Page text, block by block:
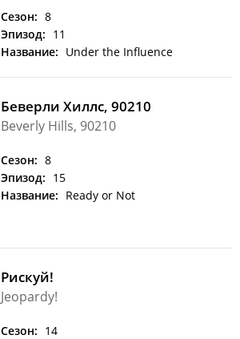
Сезон: 8
Эпизод: 11
Название: Under the Influence
Беверли Хиллс, 90210
Beverly Hills, 90210
Сезон: 8
Эпизод: 15
Название: Ready or Not
Рискуй!
Jeopardy!
Сезон: 14